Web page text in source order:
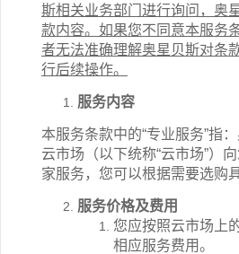
斯相关业务部门进行询问，奥
款内容。如果您不同意本服务
者无法准确理解奥星贝斯对条
行后续操作。
服务内容
本服务条款中的“专业服务”指
云市场 （以下统称“云市场”）
家服务，您可以根据需要选购
服务价格及费用
您应按照云市场 上
相应服务费用。